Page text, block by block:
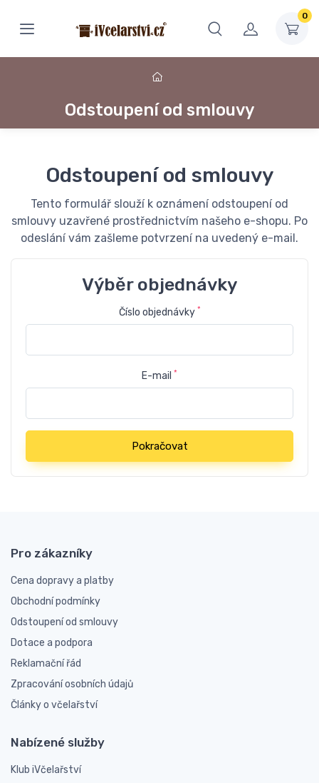
0
Odstoupení od smlouvy
Odstoupení od smlouvy
Tento formulář slouží k oznámení odstoupení od
smlouvy uzavřené prostřednictvím našeho e-shopu. Po
odeslání vám zašleme potvrzení na uvedený e-mail.
Výběr objednávky
Číslo objednávky *
E-mail *
Pokračovat
Pro zákazníky
Cena dopravy a platby
Obchodní podmínky
Odstoupení od smlouvy
Dotace a podpora
Reklamační řád
Zpracování osobních údajů
Články o včelařství
Nabízené služby
Klub iVčelařství